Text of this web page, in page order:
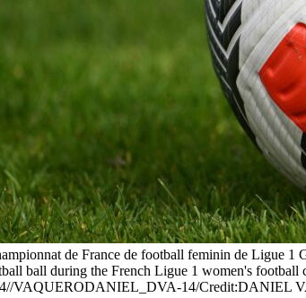
de France de football feminin de Ligue
ball during the French Ligue 1 women's
VAQUERODANIEL_DVA-14/Credit:DANIEL